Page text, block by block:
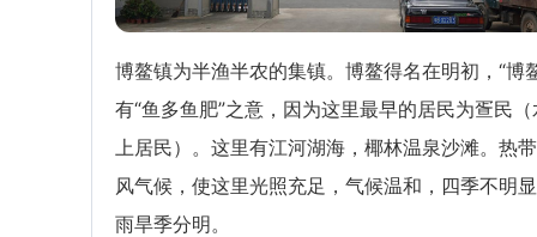
博鳌镇为半渔半农的集镇。博鳌得名在明初，“博
有“鱼多鱼肥”之意，因为这里最早的居民为疍民（
上居民）。这里有江河湖海，椰林温泉沙滩。热
风气候，使这里光照充足，气候温和，四季不明
雨旱季分明。